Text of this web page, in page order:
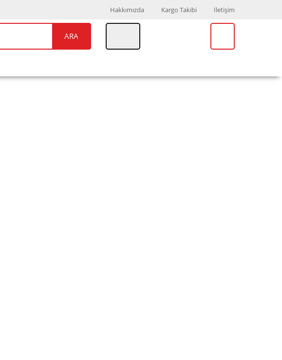
Hakkımızda Kargo Takibi İletişim
ARA